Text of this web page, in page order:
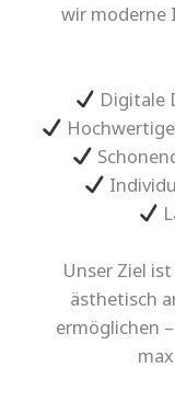
wir moderne
Digitale
Unser Ziel
ästhetisch
ermöglichen